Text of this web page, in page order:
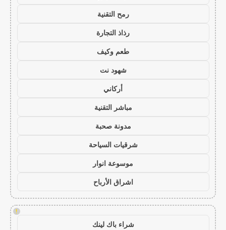
رمح التقنية
رذاذ التجارة
طعم وكيف
شهود نت
أركاني
مباشر التقنية
مدونة صحبة
شرقيات السياحة
موسوعة انوار
اشراق الأرباح
!
شراء باك لينك